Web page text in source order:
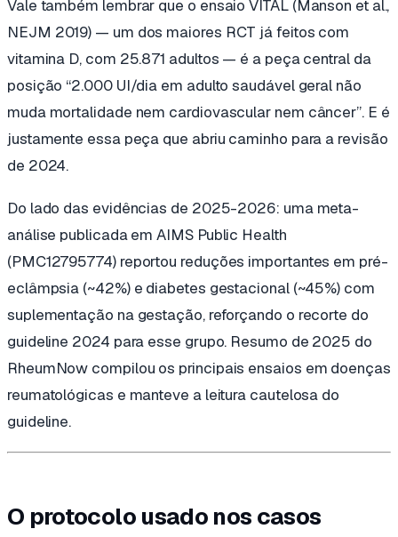
Vale também lembrar que o ensaio VITAL (Manson et al.,
NEJM 2019) — um dos maiores RCT já feitos com
vitamina D, com 25.871 adultos — é a peça central da
posição “2.000 UI/dia em adulto saudável geral não
muda mortalidade nem cardiovascular nem câncer”. E é
justamente essa peça que abriu caminho para a revisão
de 2024.
Do lado das evidências de 2025-2026: uma meta-
análise publicada emAIMS Public Health
(PMC12795774) reportou reduções importantes em pré-
eclâmpsia (~42%) e diabetes gestacional (~45%) com
suplementação na gestação, reforçando o recorte do
guideline 2024 para esse grupo. Resumo de 2025 do
RheumNow compilou os principais ensaios em doenças
reumatológicas e manteve a leitura cautelosa do
guideline.
O protocolo usado nos casos